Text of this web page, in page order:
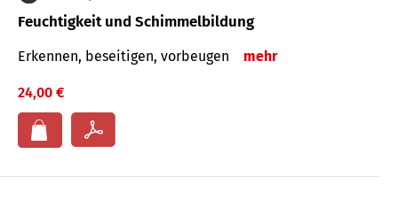
Feuchtigkeit und Schimmelbildung
Erkennen, beseitigen, vorbeugen mehr
24,00 €